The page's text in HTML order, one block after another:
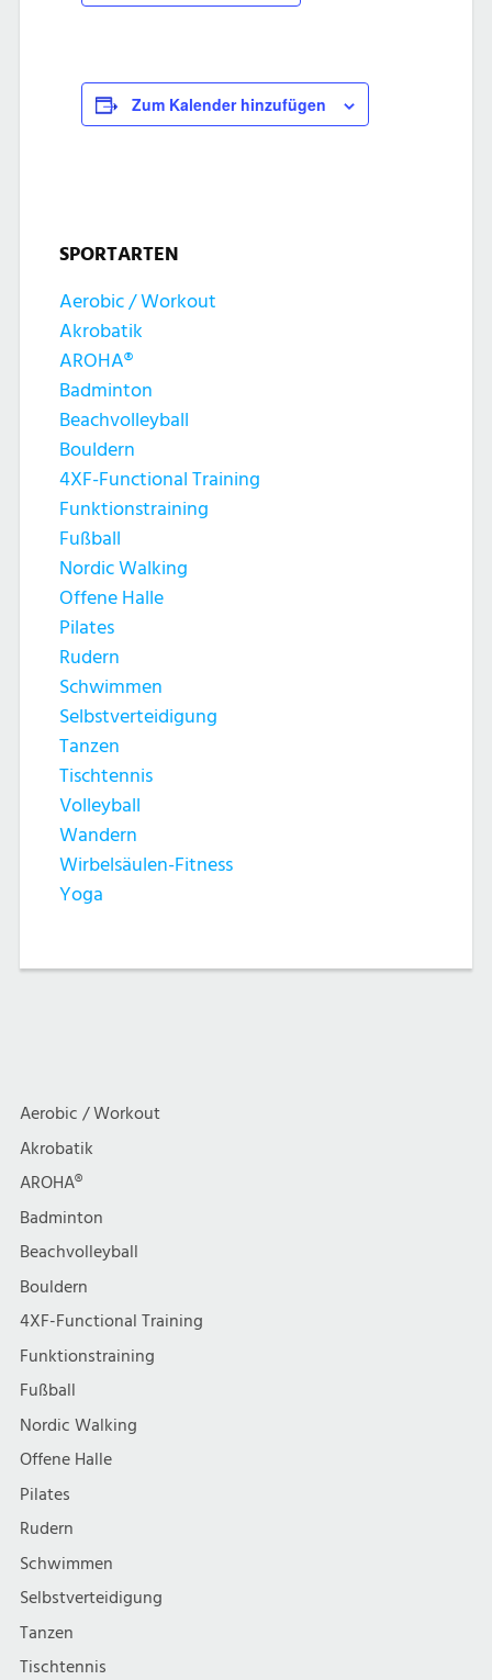
Zum Kalender hinzufügen
SPORTARTEN
Aerobic / Workout
Akrobatik
AROHA®
Badminton
Beachvolleyball
Bouldern
4XF-Functional Training
Funktionstraining
Fußball
Nordic Walking
Offene Halle
Pilates
Rudern
Schwimmen
Selbstverteidigung
Tanzen
Tischtennis
Volleyball
Wandern
Wirbelsäulen-Fitness
Yoga
Aerobic / Workout
Akrobatik
AROHA®
Badminton
Beachvolleyball
Bouldern
4XF-Functional Training
Funktionstraining
Fußball
Nordic Walking
Offene Halle
Pilates
Rudern
Schwimmen
Selbstverteidigung
Tanzen
Tischtennis